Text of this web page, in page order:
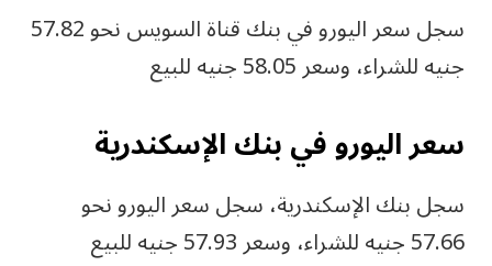
سجل سعر اليورو في بنك قناة السويس نحو 57.82
جنيه للشراء، وسعر 58.05 جنيه للبيع
سعر اليورو في بنك الإسكندرية
سجل بنك الإسكندرية، سجل سعر اليورو نحو
57.66 جنيه للشراء، وسعر 57.93 جنيه للبيع